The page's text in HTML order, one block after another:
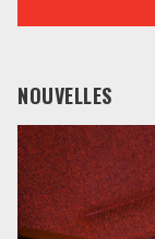
NOUVELLES